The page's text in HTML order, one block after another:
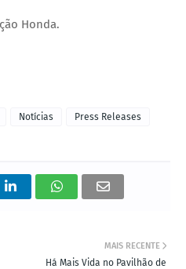
Honda.
Notícias
Press Releases
MAIS RECENTE
Há Mais Vida no Pavilhão de